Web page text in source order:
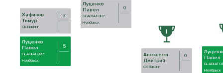
Хафизов
Тимур
СК Викинг
3
Луценко
Павел
GLADIATOR г.
Ноябрьск
5
Луценко
Павел
GLADIATOR г.
Ноябрьск
0
Алексеев
Дмитрий
СК Викинг
0
Павел
Ноябрьск